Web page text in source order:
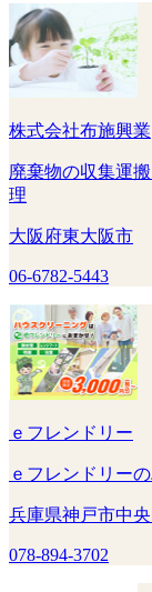
株式会社布施興業
廃棄物の収集運
理
大阪府東大阪市
06-6782-5443
ｅフレンドリー
ｅフレンドリー
兵庫県神戸市中
078-894-3702